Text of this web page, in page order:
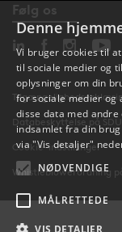
Følg os
Databeskyttelse på SDU
Cookie-indstillinger
Whistleblowerordning
Denne
Vi bruger cookies til
til sociale medier og
oplysninger om din
for sociale medier og
disse data med
indsamlet fra din
via "Vis detaljer"
NØDVENDIGE
MÅLRETTEDE
VIS DETALJER